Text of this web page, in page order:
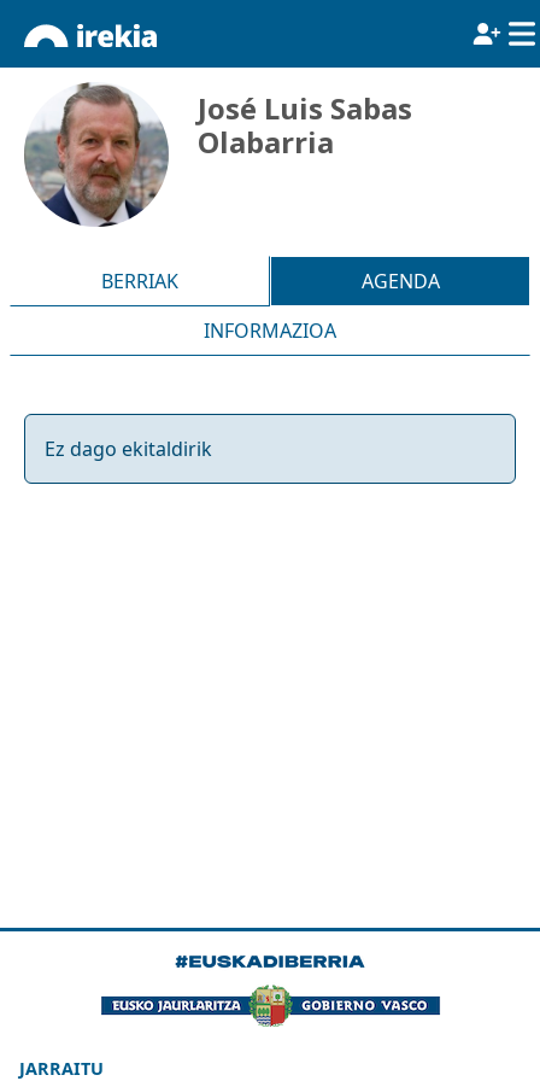
José Luis Sabas
Olabarria
BERRIAK
AGENDA
INFORMAZIOA
Ez dago ekitaldirik
JARRAITU